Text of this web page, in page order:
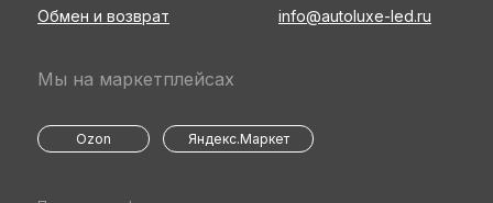
Обмен и возврат info@autoluxe-led.ru
Мы на маркетплейсах
Ozon Яндекс.Маркет